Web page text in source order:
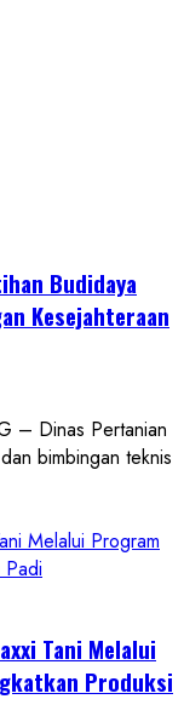
Budidaya
Kesejahteraan
– Dinas Pertanian
bimbingan teknis
Melalui Program
Tani Melalui
Produksi